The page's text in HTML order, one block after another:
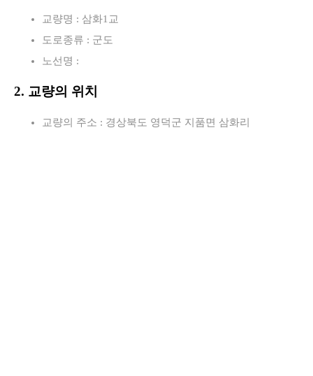
교량명 : 삼화1교
도로종류 : 군도
노선명 :
2. 교량의 위치
교량의 주소 : 경상북도 영덕군 지품면 삼화리